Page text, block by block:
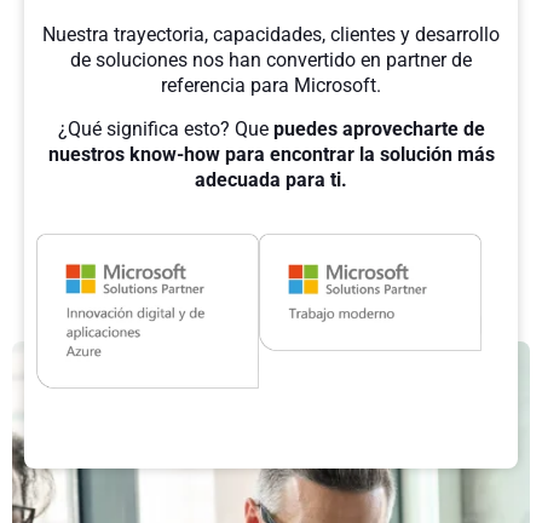
Nuestra trayectoria, capacidades, clientes y desarrollo
de soluciones nos han convertido en partner de
referencia para Microsoft.
¿Qué significa esto? Que puedes aprovecharte de
nuestros know-how para encontrar la solución más
adecuada para ti.